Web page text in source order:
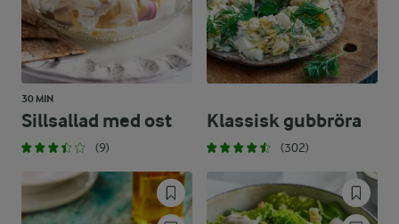
30 MIN
Sillsallad med ost
(9)
Klassisk gubbröra
(302)